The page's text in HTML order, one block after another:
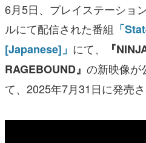
その他
電ファミニコゲーマーとは？
運営：株式会社マレ
6月5日、プレイステーショ
ルにて配信された番組 「
[Japanese]」 にて、
『
RAGEBOUND』 の新映像が
て、2025年7月31日に発売